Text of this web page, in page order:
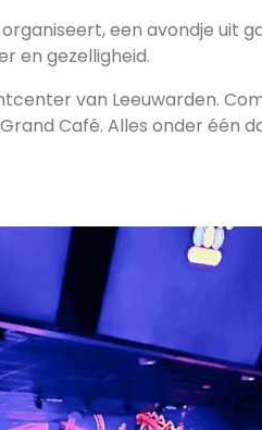
een avondje uit
en gezelligheid.
van Leeuwarden.
Café. Alles onder één